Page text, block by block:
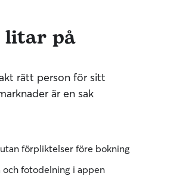
litar på
rätt person för sitt
är en sak
förpliktelser före bokning
fotodelning i appen